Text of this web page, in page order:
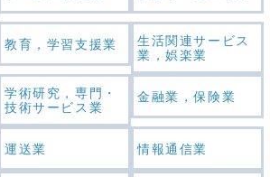
教育，学習支援業
生活関連サービス
業，娯楽業
学術研究，専門・
技術サービス業
金融業，保険業
運送業 情報通信業